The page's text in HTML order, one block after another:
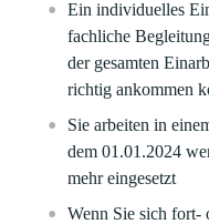
Ein individuelles
fachliche
der gesamten
richtig ankommen
Sie arbeiten in
dem 01.01.2024
mehr eingesetzt
Wenn Sie sich fort-